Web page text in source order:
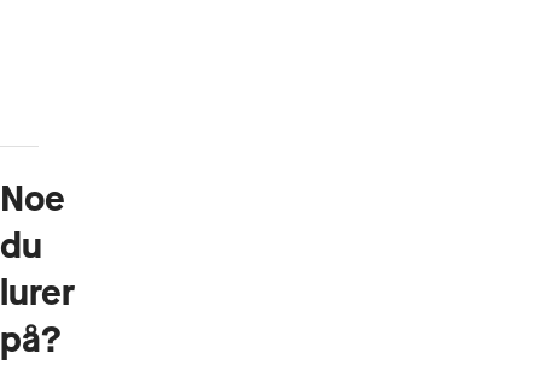
Noe
du
lurer
på?